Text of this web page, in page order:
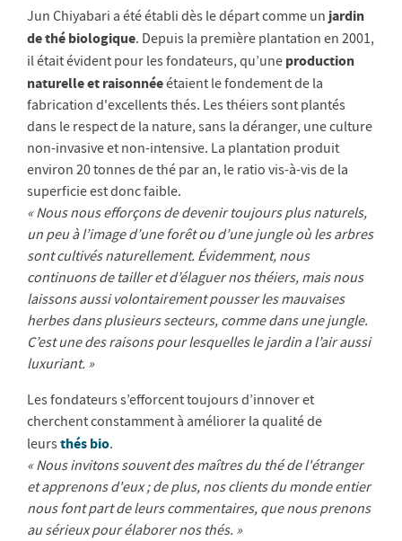
Jun Chiyabari a été établi dès le départ comme un jardin
de thé biologique. Depuis la première plantation en 2001,
il était évident pour les fondateurs, qu’une production
naturelle et raisonnéeétaient le fondement de la
fabrication d'excellents thés. Les théiers sont plantés
dans le respect de la nature, sans la déranger, une culture
non-invasive et non-intensive. La plantation produit
environ 20 tonnes de thé par an, le ratio vis-à-vis de la
superficie est donc faible.
« Nous nous efforçons de devenir toujours plus naturels,
un peu à l’image d’une forêt ou d’une jungle où les arbres
sont cultivés naturellement. Évidemment, nous
continuons de tailler et d’élaguer nos théiers, mais nous
laissons aussi volontairement pousser les mauvaises
herbes dans plusieurs secteurs, comme dans une jungle.
C’est une des raisons pour lesquelles le jardin a l’air aussi
luxuriant. »
Les fondateurs s’efforcent toujours d’innover et
cherchent constamment à améliorer la qualité de
leursthés bio.
« Nous invitons souvent des maîtres du thé de l'étranger
et apprenons d'eux ; de plus, nos clients du monde entier
nous font part de leurs commentaires, que nous prenons
au sérieux pour élaborer nos thés. »